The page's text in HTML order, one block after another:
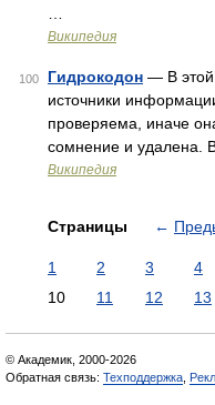
Википедия
100 Гидрокодон — В этой
источники
проверяема, иначе
сомнение и удалена.
Википедия
Страницы ←
1 2 3 4
10
11 12 13
© Академик, 2000-2026
Обратная связь: Техподдержка